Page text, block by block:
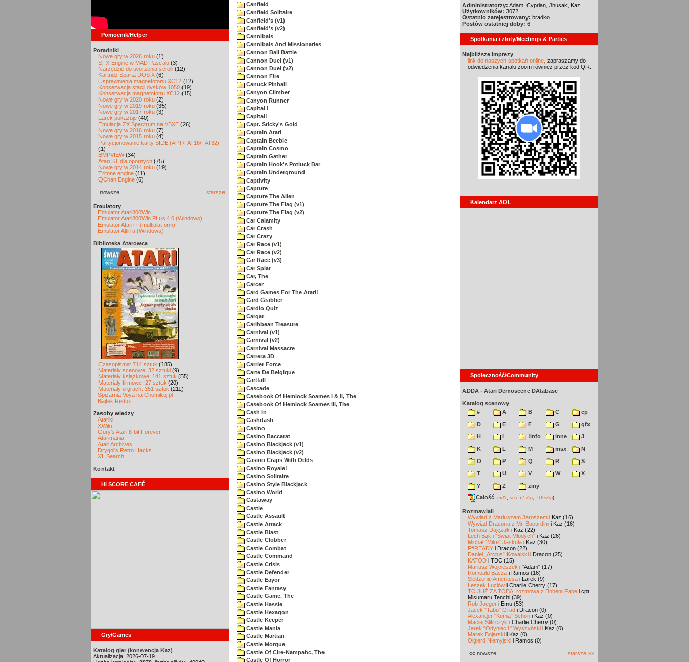
Pomocnik/Helper
Poradniki
Nowe gry w 2026 roku (1)
SFX-Engine w MAD Pascalu (3)
Narzędzie do tworzenia scrolli (12)
Kartridż Sparta DOS X (6)
Usprawnienia magnetofonu XC12 (12)
Konserwacja stacji dysków 1050 (19)
Konserwacja magnetofonu XC12 (15)
Nowe gry w 2020 roku (2)
Nowe gry w 2019 roku (35)
Nowe gry w 2017 roku (3)
Larek pokazuje (40)
Emulacja ZX Spectrum na VBXE (26)
Nowe gry w 2016 roku (7)
Nowe gry w 2015 roku (4)
Partycjonowanie karty SIDE (APT/FAT16/FAT32)
(1)
BMPVIEW(34)
Atari ST dla opornych (75)
Nowe gry w 2014 roku (19)
Tritone engine (11)
QChan Engine (6)
nowsze starsze
Emulatory
Emulator Atari800Win
Emulator Atari800Win PLus 4.0 (Windows)
Emulator Atari++ (multiplatform)
Emulator Altirra (Windows)
Biblioteka Atarowca
Czasopisma: 714 sztuk (185)
Materiały scenowe: 32 sztuki (9)
Materiały książkowe: 141 sztuk (55)
Materiały firmowe: 27 sztuk (20)
Materiały o grach: 351 sztuk (211)
Spiżarnia Voya na Chomikuj.pl
Bajtek Redux
Zasoby wiedzy
Atariki
XWiki
Gury's Atari 8-bit Forever
Atarimania
Atari Archives
Drygol's Retro Hacks
XL Search
Kontakt
HI SCORE CAFÉ
Gry/Games
Katalog gier (konwencja Kaz)
Aktualizacja: 2026-07-19
Canfield
Canfield Solitaire
Canfield's (v1)
Canfield's (v2)
Cannibals
Cannibals And Missionaries
Cannon Ball Battle
Cannon Duel (v1)
Cannon Duel (v2)
Cannon Fire
Canuck Pinball
Canyon Climber
Canyon Runner
Capital !
Capital!
Capt. Sticky's Gold
Captain Atari
Captain Beeble
Captain Cosmo
Captain Gather
Captain Hook's Potluck Bar
Captain Underground
Captivity
Capture
Capture The Alien
Capture The Flag (v1)
Capture The Flag (v2)
Car Calamity
Car Crash
Car Crazy
Car Race (v1)
Car Race (v2)
Car Race (v3)
Car Splat
Car, The
Carcer
Card Games For The Atari!
Card Grabber
Cardio Quiz
Cargar
Caribbean Treasure
Carnival (v1)
Carnival (v2)
Carnival Massacre
Carrera 3D
Carrier Force
Carte De Belgique
Cartfall
Cascade
Casebook Of Hemlock Soames I & II, The
Casebook Of Hemlock Soames III, The
Cash In
Cashdash
Casino
Casino Baccarat
Casino Blackjack (v1)
Casino Blackjack (v2)
Casino Craps With Odds
Casino Royale!
Casino Solitaire
Casino Style Blackjack
Casino World
Castaway
Castle
Castle Assault
Castle Attack
Castle Blast
Castle Clobber
Castle Combat
Castle Command
Castle Crisis
Castle Defender
Castle Eayor
Castle Fantasy
Castle Game, The
Castle Hassle
Castle Hexagon
Castle Keeper
Castle Mania
Castle Martian
Castle Morgue
Castle Of Cire-Nampahc, The
Castle Of Horror
Administratorzy: Adam, Cyprian, Jhusak, Kaz
Użytkowników: 3072
Ostatnio zarejestrowany: bradko
Postów ostatniej doby: 6
Spotkania i zloty/Meetings & Parties
Najbliższe imprezy
link do naszych spotkań online, zapraszamy do
odwiedzenia kanału zoom również przez kod QR:
Kalendarz AOL
Społeczność/Community
ADDA - Atari Demoscene DAtabase
Katalog scenowy
#
A B C
cp
D
E F G
gfx
H
I !info inne
J
K
L M msx
N
O
P Q R
S
T
U V W
X
Y
Z
ziny
Całość md5 sha (7-Zip TUGZip)
Rozmawiali
Wywiad z Mariuszem Jaroszem i Kaz (16)
Wywiad Dracona z Mr. Bacardim i Kaz (16)
Tomasz Dajczak i Kaz (22)
Lech Bąk i "Świat Młodych" i Kaz (26)
Michał "Mike" Jaskuła i Kaz (30)
F#READY i Dracon (22)
Daniel „Arctus” Kowalski i Dracon (25)
KATOD i TDC (15)
Mariusz Wojcieszek i "Adam" (17)
Romuald Bacza i Ramos (16)
Śledzenie Amentesa i Larek (9)
Leszek Łuciów i Charlie Cherry (17)
TO JUŻ ZA TOBĄ: rozmowa z Bobem Pape i cpt.
Misumaru Tenchi (39)
Rob Jaeger i Emu (53)
Jacek "Tabu" Grad i Dracon (0)
Alexander "Koma" Schön i Kaz (0)
Maciej Ślifirczyk i Charlie Cherry (0)
Jarek "Odyniec1" Wyszyński i Kaz (0)
Marek Bojarski i Kaz (0)
Olgierd Niemyjski i Ramos (0)
«« nowsze starsze »»